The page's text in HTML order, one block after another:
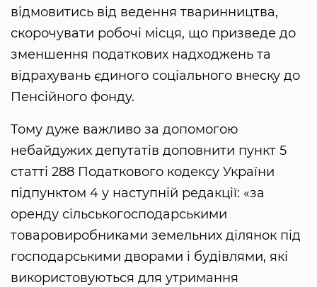
відмовитись від ведення тваринництва,
скорочувати робочі місця, що призведе до
зменшення податкових надходжень та
відрахувань єдиного соціального внеску до
Пенсійного фонду.
Тому дуже важливо за допомогою
небайдужих депутатів доповнити пункт 5
статті 288 Податкового кодексу України
підпунктом 4 у наступній редакції: «за
оренду сільськогосподарськими
товаровиробниками земельних ділянок під
господарськими дворами і будівлями, які
використовуються для утримання